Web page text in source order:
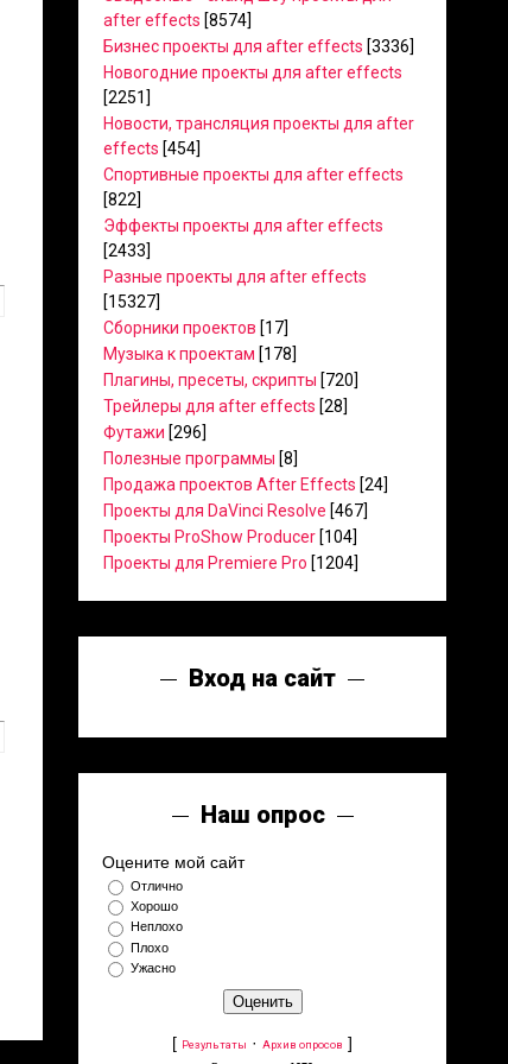
after effects [8574]
Бизнес проекты для after effects [3336]
Новогодние проекты для after effects
[2251]
Новости, трансляция проекты для after
effects [454]
Спортивные проекты для after effects
[822]
Эффекты проекты для after effects
[2433]
Разные проекты для after effects
[15327]
Сборники проектов [17]
Музыка к проектам [178]
Плагины, пресеты, скрипты [720]
Трейлеры для after effects [28]
Футажи [296]
Полезные программы [8]
Продажа проектов After Effects [24]
Проекты для DaVinci Resolve [467]
Проекты ProShow Producer [104]
Проекты для Premiere Pro [1204]
Вход на сайт
Наш опрос
Оцените мой сайт
Отлично
Хорошо
Неплохо
Плохо
Ужасно
[ Результаты · Архив опросов ]